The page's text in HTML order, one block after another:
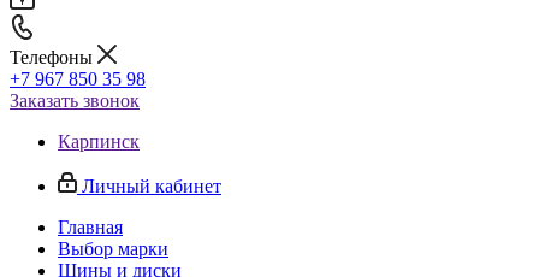
Телефоны
+7 967 850 35 98
Заказать звонок
Карпинск
Личный кабинет
Главная
Выбор марки
Шины и диски